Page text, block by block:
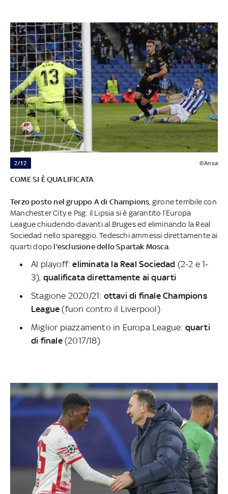
2/12 ©Ansa
COME SI È QUALIFICATA
Terzo posto nel gruppo A di Champions , girone terribile con
Manchester City e Psg: il Lipsia si è garantito l’Europa
League chiudendo davanti al Bruges ed eliminando la Real
Sociedad nello spareggio. Tedeschi ammessi direttamente ai
quarti dopo l'esclusione dello Spartak Mosca.
Al playoff:eliminata la Real Sociedad (2-2 e 1-
3), qualificata direttamente ai quarti
Stagione 2020/21: ottavi di finale Champions
League (fuori contro il Liverpool)
Miglior piazzamento in Europa League: quarti
di finale(2017/18)